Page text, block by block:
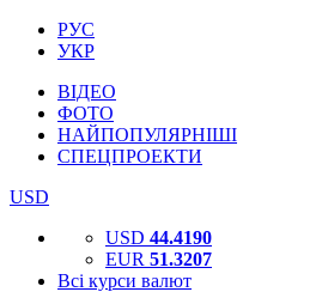
РУС
УКР
ВІДЕО
ФОТО
НАЙПОПУЛЯРНІШІ
СПЕЦПРОЕКТИ
USD
USD 44.4190
EUR 51.3207
Всі курси валют